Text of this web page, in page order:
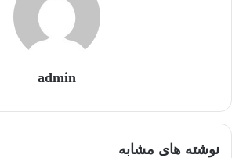
admin
نوشته های مشابه